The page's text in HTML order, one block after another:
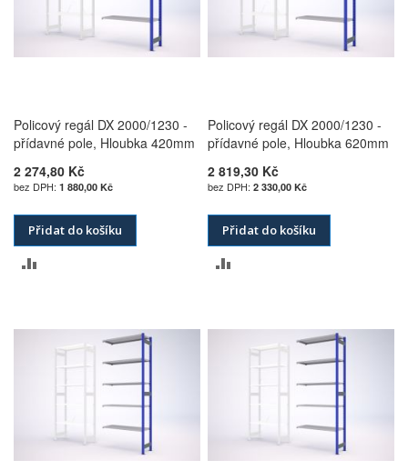
Policový regál DX 2000/1230 -
přídavné pole, Hloubka 420mm
2 274,80 Kč
1 880,00 Kč
Přidat do košíku
POROVNÁNÍ
Policový regál DX 2000/1230 -
přídavné pole, Hloubka 620mm
2 819,30 Kč
2 330,00 Kč
Přidat do košíku
POROVNÁNÍ